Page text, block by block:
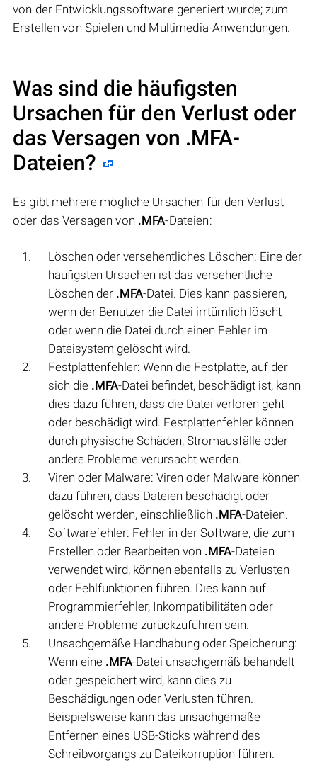
von der Entwicklungssoftware generiert wurde; zum
Erstellen von Spielen und Multimedia-Anwendungen.
Was sind die häufigsten
Ursachen für den Verlust oder
das Versagen von .MFA-
Dateien?
Es gibt mehrere mögliche Ursachen für den Verlust
oder das Versagen von .MFA-Dateien:
Löschen oder versehentliches Löschen: Eine der
häufigsten Ursachen ist das versehentliche
Löschen der .MFA-Datei. Dies kann passieren,
wenn der Benutzer die Datei irrtümlich löscht
oder wenn die Datei durch einen Fehler im
Dateisystem gelöscht wird.
Festplattenfehler: Wenn die Festplatte, auf der
sich die .MFA-Datei befindet, beschädigt ist, kann
dies dazu führen, dass die Datei verloren geht
oder beschädigt wird. Festplattenfehler können
durch physische Schäden, Stromausfälle oder
andere Probleme verursacht werden.
Viren oder Malware: Viren oder Malware können
dazu führen, dass Dateien beschädigt oder
gelöscht werden, einschließlich .MFA-Dateien.
Softwarefehler: Fehler in der Software, die zum
Erstellen oder Bearbeiten von .MFA-Dateien
verwendet wird, können ebenfalls zu Verlusten
oder Fehlfunktionen führen. Dies kann auf
Programmierfehler, Inkompatibilitäten oder
andere Probleme zurückzuführen sein.
Unsachgemäße Handhabung oder Speicherung:
Wenn eine .MFA-Datei unsachgemäß behandelt
oder gespeichert wird, kann dies zu
Beschädigungen oder Verlusten führen.
Beispielsweise kann das unsachgemäße
Entfernen eines USB-Sticks während des
Schreibvorgangs zu Dateikorruption führen.